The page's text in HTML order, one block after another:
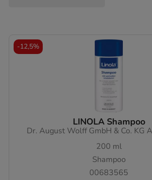
LINOLA Shampoo
Dr. August Wolff GmbH & Co. KG
200 ml
Shampoo
00683565
-12,5%